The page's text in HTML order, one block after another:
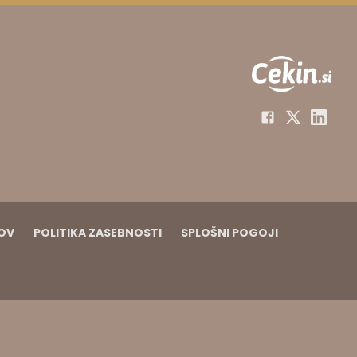
POLITIKA ZASEBNOSTI SPLOŠNI POGOJI